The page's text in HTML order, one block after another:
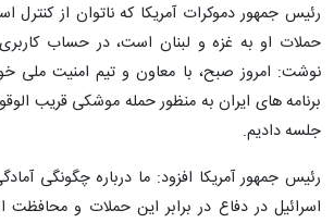
رئیس جمهور دموکرات آمریکا که ناتوان از کنترل
حملات او به غزه و لبنان است، در حساب
نوشت: امروز صبح، با معاون و تیم امنیت ملی
برنامه های ایران به منظور حمله موشکی قریب
جلسه دادیم.
رئیس جمهور آمریکا افزود: ما درباره چگونگی
اسرائیل در دفاع در برابر این حملات و محافظت